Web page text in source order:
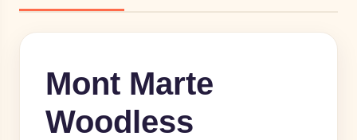
Mont Marte
Woodless